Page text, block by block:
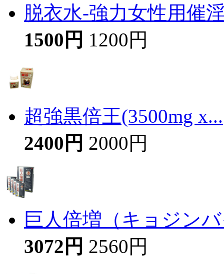
脱衣水-強力女性用催
1500円 1200円
超強黒倍王(3500mg x...
2400円 2000円
巨人倍増（キョジン
3072円 2560円